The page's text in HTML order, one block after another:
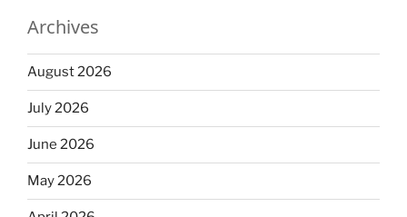
Archives
August 2026
July 2026
June 2026
May 2026